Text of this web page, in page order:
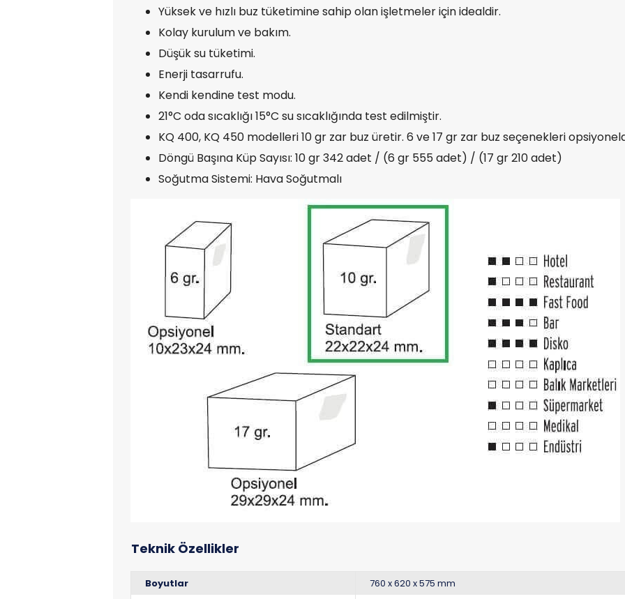
Yüksek ve hızlı buz tüketimine sahip olan işletmeler için idealdir.
Kolay kurulum ve bakım.
Düşük su tüketimi.
Enerji tasarrufu.
Kendi kendine test modu.
21°C oda sıcaklığı 15°C su sıcaklığında test edilmiştir.
KQ 400, KQ 450 modelleri 10 gr zar buz üretir. 6 ve 17 gr zar buz seçenekleri
Döngü Başına Küp Sayısı: 10 gr 342 adet / (6 gr 555 adet) / (17 gr 210 adet)
Soğutma Sistemi: Hava Soğutmalı
Boyutlar
760 x 620 x 575 mm